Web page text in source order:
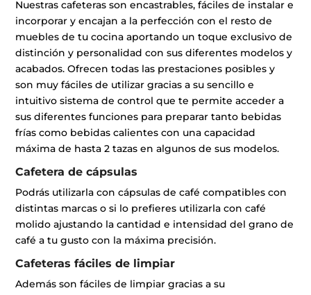
Nuestras cafeteras son encastrables, fáciles de instalar e
incorporar y encajan a la perfección con el resto de
muebles de tu cocina aportando un toque exclusivo de
distinción y personalidad con sus diferentes modelos y
acabados. Ofrecen todas las prestaciones posibles y
son muy fáciles de utilizar gracias a su sencillo e
intuitivo sistema de control que te permite acceder a
sus diferentes funciones para preparar tanto bebidas
frías como bebidas calientes con una capacidad
máxima de hasta 2 tazas en algunos de sus modelos.
Cafetera de cápsulas
Podrás utilizarla con cápsulas de café compatibles con
distintas marcas o si lo prefieres utilizarla con café
molido ajustando la cantidad e intensidad del grano de
café a tu gusto con la máxima precisión.
Cafeteras fáciles de limpiar
Además son fáciles de limpiar gracias a su